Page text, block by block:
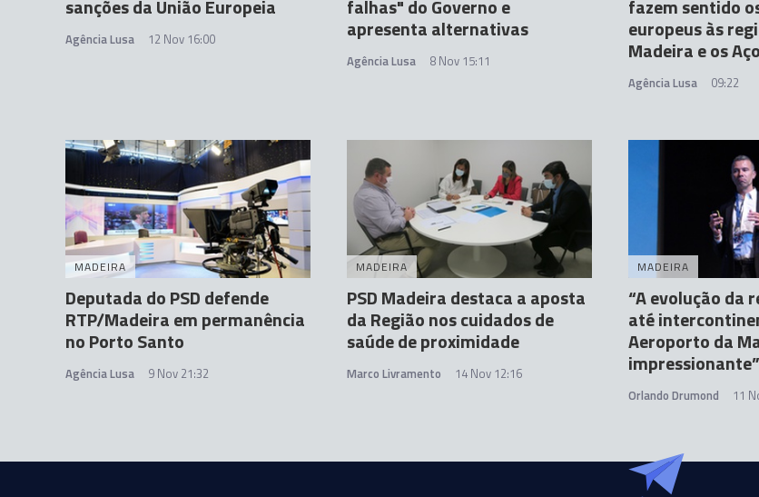
sanções da União Europeia
Agência Lusa 12 Nov 16:00
falhas" do Governo e
apresenta alternativas
Agência Lusa 8 Nov 15:11
fazem sentido
europeus às
Madeira e os
Agência Lusa 09:22
MADEIRA
Deputada do PSD defende
RTP/Madeira em permanência
no Porto Santo
Agência Lusa 9 Nov 21:32
MADEIRA
PSD Madeira destaca a aposta
da Região nos cuidados de
saúde de proximidade
Marco Livramento 14 Nov 12:16
MADEIRA
“A evolução da
até
Aeroporto da
impressionante”
Orlando Drumond 11